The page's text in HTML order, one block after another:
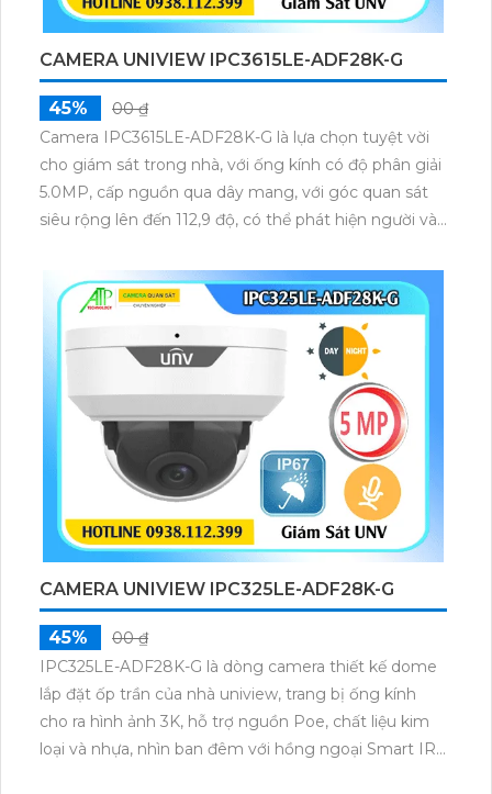
CAMERA UNIVIEW IPC3615LE-ADF28K-G
45%
00 ₫
Camera IPC3615LE-ADF28K-G là lựa chọn tuyệt vời
cho giám sát trong nhà, với ống kính có độ phân giải
5.0MP, cấp nguồn qua dây mang, với góc quan sát
siêu rộng lên đến 112,9 độ, có thể phát hiện người và
CAMERA UNIVIEW IPC325LE-ADF28K-G
45%
00 ₫
IPC325LE-ADF28K-G là dòng camera thiết kế dome
lắp đặt ốp trần của nhà uniview, trang bị ống kính
cho ra hình ảnh 3K, hỗ trợ nguồn Poe, chất liệu kim
loại và nhựa, nhìn ban đêm với hồng ngoại Smart IR